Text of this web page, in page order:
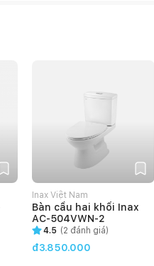
Inax Việt Nam
Bàn cầu hai khối Inax
AC-504VWN-2
4.5 (2 đánh giá)
đ3.850.000